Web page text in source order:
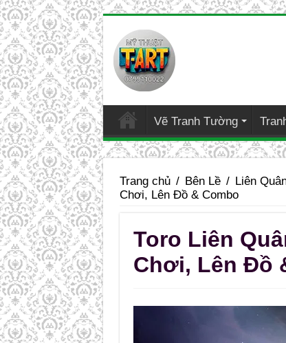
Vẽ Tranh Tường
Trang chủ / Bên Lề / Liên
Chơi, Lên Đồ & Combo
Toro Liên
Chơi, Lên Đồ